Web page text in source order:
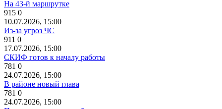
На 43-й маршрутке
915 0
10.07.2026, 15:00
Из-за угроз ЧС
911 0
17.07.2026, 15:00
СКИФ готов к началу работы
781 0
24.07.2026, 15:00
В районе новый глава
781 0
24.07.2026, 15:00